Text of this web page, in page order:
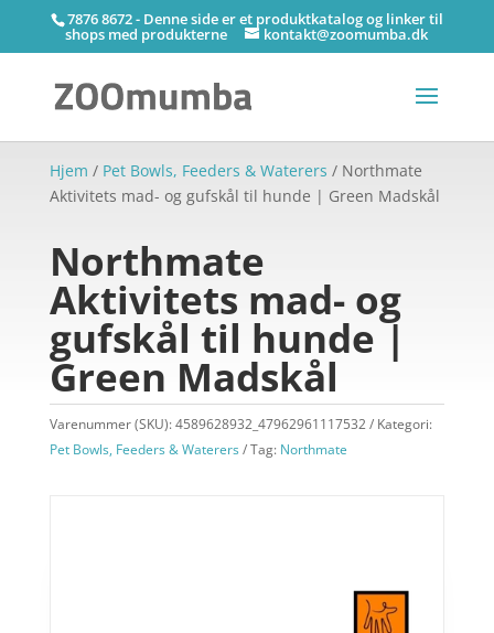
7876 8672 - Denne side er et produktkatalog og linker til
shops med produkterne kontakt@zoomumba.dk
Hjem / Pet Bowls, Feeders & Waterers / Northmate
Aktivitets mad- og gufskål til hunde | Green Madskål
Northmate
Aktivitets mad- og
gufskål til hunde |
Green Madskål
Varenummer (SKU):4589628932_47962961117532
Kategori:
Pet Bowls, Feeders & Waterers
Tag: Northmate